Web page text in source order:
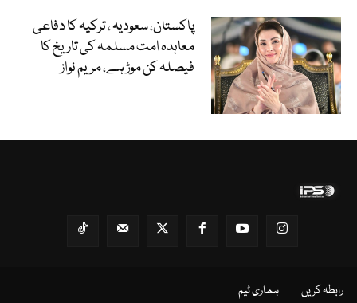
پاکستان، سعودیہ ، ترکیہ کا دفاعی
معاہدہ امت مسلمہ کی تاریخ کا
فیصلہ کن موڑ ہے، مریم نواز
رابطہ کریں ہماری ٹیم